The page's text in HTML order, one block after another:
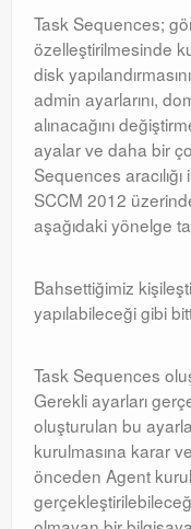
Task Sequences;
özelleştirilmesinde
disk
admin ayarlarını,
alınacağını
ayalar ve daha bir
Sequences
SCCM 2012
aşağıdaki yönelge
Bahsettiğimiz
yapılabileceği gibi
Task Sequences
Gerekli ayarları
oluşturulan bu
kurulmasına karar
önceden Agent